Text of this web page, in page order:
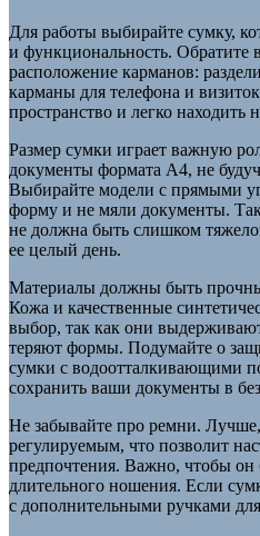
Для работы выбирайте сумку,
и функциональность. Обратите
расположение карманов:
карманы для телефона и
пространство и легко
Размер сумки играет важную
документы формата А4, не
Выбирайте модели с прямыми
форму и не мяли документы.
не должна быть слишком
ее целый день.
Материалы должны быть
Кожа и качественные
выбор, так как они
теряют формы. Подумайте о
сумки с водоотталкивающими
сохранить ваши документы в
Не забывайте про ремни. Лучше,
регулируемым, что позволит
предпочтения. Важно, чтобы
длительного ношения. Если
с дополнительными ручками